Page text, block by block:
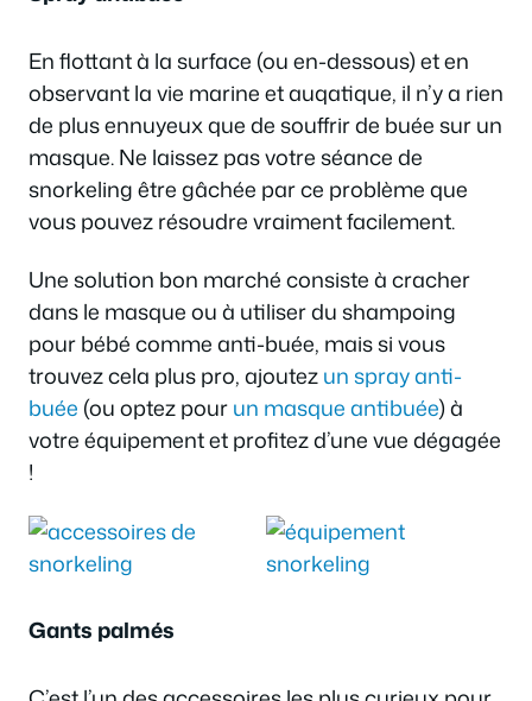
En flottant à la surface (ou en-dessous) et en
observant la vie marine et auqatique, il n’y a rien
de plus ennuyeux que de souffrir de buée sur un
masque. Ne laissez pas votre séance de
snorkeling être gâchée par ce problème que
vous pouvez résoudre vraiment facilement.
Une solution bon marché consiste à cracher
dans le masque ou à utiliser du shampoing
pour bébé comme anti-buée, mais si vous
trouvez cela plus pro, ajoutezun spray anti-
buée (ou optez pourun masque antibuée) à
votre équipement et profitez d’une vue dégagée
!
Gants palmés